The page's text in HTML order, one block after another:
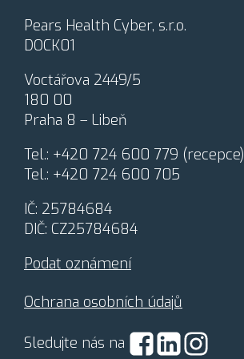
c
o
v
n
í
o
o
b
n
c
h
d
a
ů
Pears Health Cyber, s.r.o.
DOCK01
Voctářova 2449/5
180 00
Praha 8 – Libeň
Tel.: +420 724 600 779 (recepce)
Tel.: +420 724 600 705
IČ: 25784684
DIČ: CZ25784684
Podat oznámení
Ochrana osobních údajů
Sledujte nás na